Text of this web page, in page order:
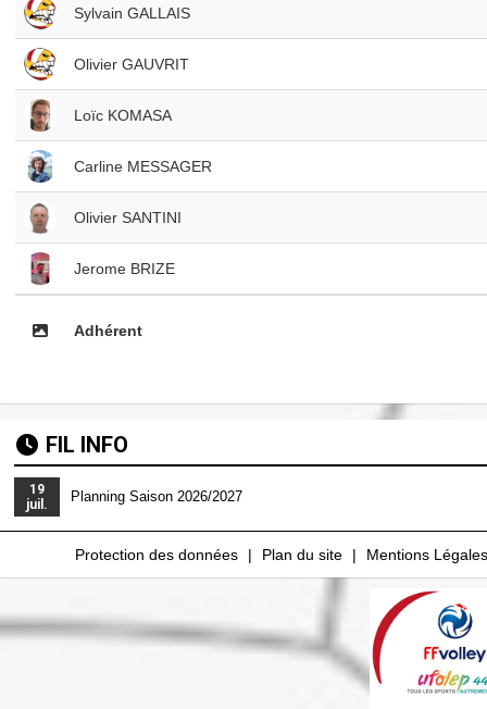
Sylvain GALLAIS
Olivier GAUVRIT
Loïc KOMASA
Carline MESSAGER
Olivier SANTINI
Jerome BRIZE
Adhérent
FIL INFO
19
juil.
Planning Saison 2026/2027
Protection des données Plan du site Mentions Légales